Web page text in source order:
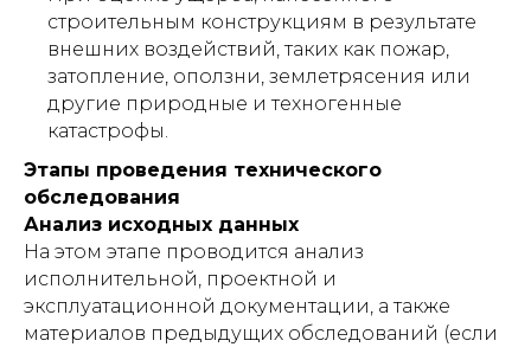
строительным конструкциям в результате
внешних воздействий, таких как пожар,
затопление, оползни, землетрясения или
другие природные и техногенные
катастрофы.
Этапы проведения технического
обследования
Анализ исходных данных
На этом этапе проводится анализ
исполнительной, проектной и
эксплуатационной документации, а также
материалов предыдущих обследований (если